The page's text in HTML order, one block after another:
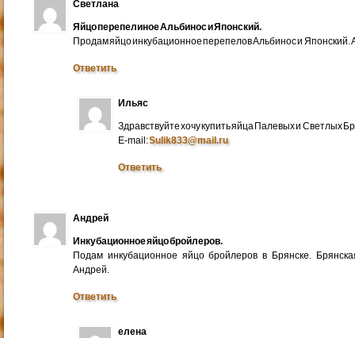
Светлана
Яйцо перепелиное Альбинос и Японский.
Продам яйцо инкубационное перепелов Альбинос и
Ответить
Ильяс
Здравствуйте хочу купить яйца Палевых и Светлых
E-mail:Sulik833@mail.ru
Ответить
Андрей
Инкубационное яйцо бройлеров.
Подам инкубационное яйцо бройлеров в Брянске.
Андрей.
Ответить
елена